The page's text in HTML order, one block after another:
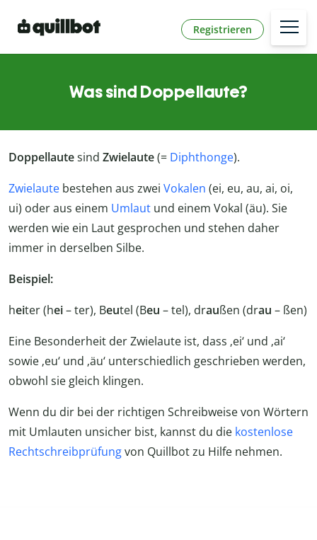
Registrieren
Was sind Doppellaute?
Doppellautesind Zwielaute(= Diphthonge).
Zwielaute bestehen aus zwei Vokalen (ei, eu, au, ai, oi,
ui) oder aus einem Umlaut und einem Vokal (äu). Sie
werden wie ein Laut gesprochen und stehen daher
immer in derselben Silbe.
Beispiel:
heiter (hei– ter), Beutel (Beu – tel), draußen (drau – ßen)
Eine Besonderheit der Zwielaute ist, dass ‚ei‘ und ‚ai‘
sowie ‚eu‘ und ‚äu‘ unterschiedlich geschrieben werden,
obwohl sie gleich klingen.
Wenn du dir bei der richtigen Schreibweise von Wörtern
mit Umlauten unsicher bist, kannst du die kostenlose
Rechtschreibprüfungvon Quillbot zu Hilfe nehmen.